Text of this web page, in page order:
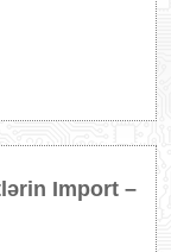
Import –